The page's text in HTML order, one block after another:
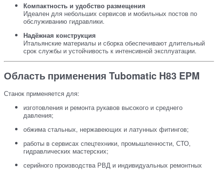
Компактность и удобство размещения
Идеален для небольших сервисов и мобильных постов по
обслуживанию гидравлики.
Надёжная конструкция
Итальянские материалы и сборка обеспечивают длительный
срок службы и устойчивость к интенсивной эксплуатации.
Область применения Tubomatic H83 EPM
Станок применяется для:
изготовления и ремонта рукавов высокого и среднего
давления;
обжима стальных, нержавеющих и латунных фитингов;
работы в сервисах спецтехники, промышленности, СТО,
гидравлических мастерских;
серийного производства РВД и индивидуальных ремонтных